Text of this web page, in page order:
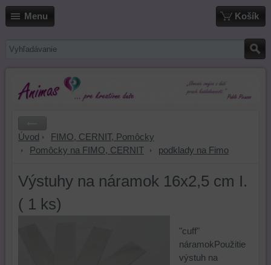
Menu Košík
Úvod
FIMO, CERNIT, Pomôcky
Pomôcky na FIMO, CERNIT
podklady na Fimo
Výstuhy na náramok 16x2,5 cm I.
( 1 ks)
"cuff"
náramokPoužitie
výstuh na